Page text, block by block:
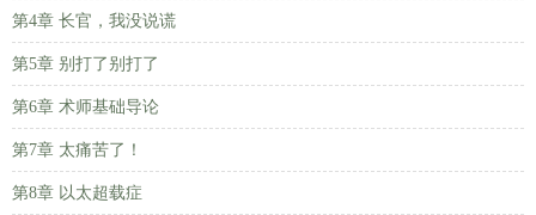
第4章 长官，我没说谎
第5章 别打了别打了
第6章 术师基础导论
第7章 太痛苦了！
第8章 以太超载症